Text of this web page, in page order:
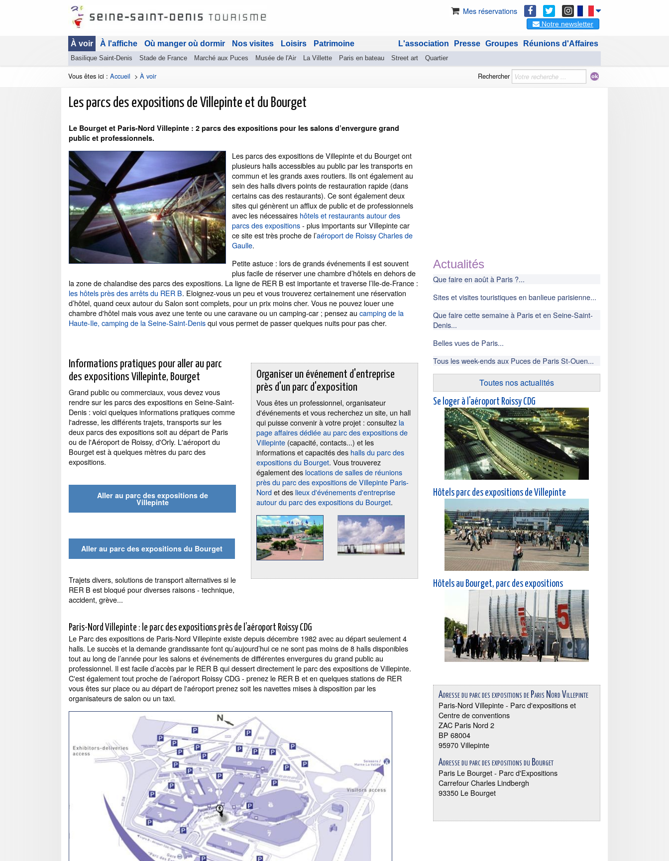
Mes réservations
Notre newsletter
À voir
Basilique Saint-Denis Stade de France Marché aux Puces Musée de l'Air La Villette Paris en bateau Street art Quartier
À l'affiche Où manger où dormir Nos visites Loisirs Patrimoine Réunions d'Affaires
Groupes
Presse
L'association
Vous êtes ici : Accueil > À voir Rechercher
Les parcs des expositions de Villepinte et du Bourget
Le Bourget et Paris-Nord Villepinte : 2 parcs des expositions pour les salons d’envergure grand
public et professionnels.
Les parcs des expositions de Villepinte et du Bourget ont
plusieurs halls accessibles au public par les transports en
commun et les grands axes routiers. Ils ont également au
sein des halls divers points de restauration rapide (dans
certains cas des restaurants). Ce sont également deux
sites qui génèrent un afflux de public et de professionnels
avec les nécessaires hôtels et restaurants autour des
parcs des expositions- plus importants sur Villepinte car
ce site est très proche de l’aéroport de Roissy Charles de
Gaulle.
Petite astuce : lors de grands événements il est souvent
plus facile de réserver une chambre d’hôtels en dehors de
la zone de chalandise des parcs des expositions. La ligne de RER B est importante et traverse l’Ile-de-France :
les hôtels près des arrêts du RER B. Eloignez-vous un peu et vous trouverez certainement une réservation
d’hôtel, quand ceux autour du Salon sont complets, pour un prix moins cher. Vous ne pouvez louer une
chambre d'hôtel mais vous avez une tente ou une caravane ou un camping-car ; pensez au camping de la
Haute-Ile, camping de la Seine-Saint-Denisqui vous permet de passer quelques nuits pour pas cher.
Informations pratiques pour aller au parc
des expositions Villepinte, Bourget
Grand public ou commerciaux, vous devez vous
rendre sur les parcs des expositions en Seine-Saint-
Denis : voici quelques informations pratiques comme
l'adresse, les différents trajets, transports sur les
deux parcs des expositions soit au départ de Paris
ou de l'Aéroport de Roissy, d'Orly. L'aéroport du
Bourget est à quelques mètres du parc des
expositions.
Aller au parc des expositions de
Villepinte
Aller au parc des expositions du Bourget
Trajets divers, solutions de transport alternatives si le
RER B est bloqué pour diverses raisons - technique,
accident, grève...
Organiser un événement d'entreprise
près d'un parc d'exposition
Vous êtes un professionnel, organisateur
d'événements et vous recherchez un site, un hall
qui puisse convenir à votre projet : consultez la
page affaires dédiée au parc des expositions de
Villepinte (capacité, contacts...) et les
informations et capacités des halls du parc des
expositions du Bourget. Vous trouverez
également des locations de salles de réunions
près du parc des expositions de Villepinte Paris-
Nordet des lieux d'événements d'entreprise
autour du parc des expositions du Bourget.
Paris-Nord Villepinte : le parc des expositions près de l’aéroport Roissy CDG
Le Parc des expositions de Paris-Nord Villepinte existe depuis décembre 1982 avec au départ seulement 4
halls. Le succès et la demande grandissante font qu’aujourd’hui ce ne sont pas moins de 8 halls disponibles
tout au long de l’année pour les salons et événements de différentes envergures du grand public au
professionnel. Il est facile d’accès par le RER B qui dessert directement le parc des expositions de Villepinte.
C'est également tout proche de l’aéroport Roissy CDG - prenez le RER B et en quelques stations de RER
vous êtes sur place ou au départ de l'aéroport prenez soit les navettes mises à disposition par les
organisateurs de salon ou un taxi.
Actualités
Que faire en août à Paris ?...
Sites et visites touristiques en banlieue parisienne...
Que faire cette semaine à Paris et en Seine-Saint-
Denis...
Belles vues de Paris...
Tous les week-ends aux Puces de Paris St-Ouen...
Toutes nos actualités
Se loger à l'aéroport Roissy CDG
Hôtels parc des expositions de Villepinte
Hôtels au Bourget, parc des expositions
Adresse du parc des expositions de Paris Nord Villepinte
Paris-Nord Villepinte - Parc d'expositions et
Centre de conventions
ZAC Paris Nord 2
BP 68004
95970 Villepinte
Adresse du parc des expositions du Bourget
Paris Le Bourget - Parc d'Expositions
Carrefour Charles Lindbergh
93350 Le Bourget